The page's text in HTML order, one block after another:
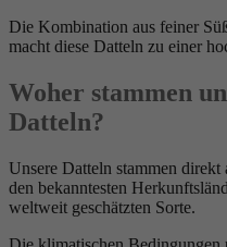
Die Kombination aus feiner
macht diese Datteln zu einer
Woher stammen
Datteln?
Unsere Datteln stammen direkt
den bekanntesten
weltweit geschätzten Sorte.